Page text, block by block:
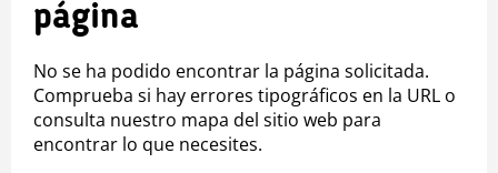
página
No se ha podido encontrar la página solicitada.
Comprueba si hay errores tipográficos en la URL o
consulta nuestro mapa del sitio web para
encontrar lo que necesites.